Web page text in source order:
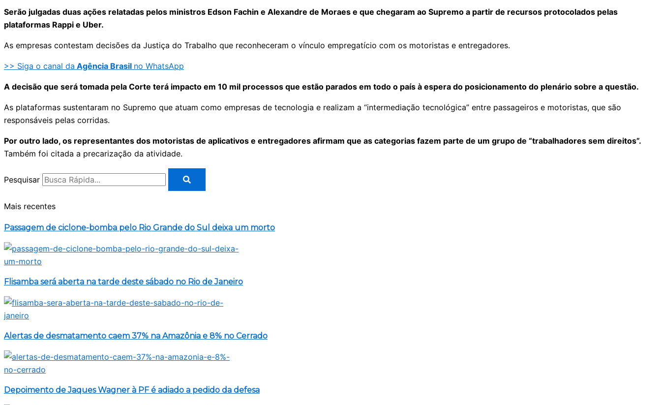
Serão julgadas duas ações relatadas pelos ministros Edson Fachin e Alexandre de Moraes e que chegaram ao Supremo a partir de recursos protocolados pelas
plataformas Rappi e Uber.
As empresas contestam decisões da Justiça do Trabalho que reconheceram o vínculo empregatício com os motoristas e entregadores.
>> Siga o canal da Agência Brasil no WhatsApp
A decisão que será tomada pela Corte terá impacto em 10 mil processos que estão parados em todo o país à espera do posicionamento do plenário sobre a questão.
As plataformas sustentaram no Supremo que atuam como empresas de tecnologia e realizam a “intermediação tecnológica” entre passageiros e motoristas, que são
responsáveis pelas corridas.
Por outro lado, os representantes dos motoristas de aplicativos e entregadores afirmam que as categorias fazem parte de um grupo de “trabalhadores sem direitos”.
Também foi citada a precarização da atividade.
Pesquisar
Mais recentes
Passagem de ciclone-bomba pelo Rio Grande do Sul deixa um morto
Flisamba será aberta na tarde deste sábado no Rio de Janeiro
Alertas de desmatamento caem 37% na Amazônia e 8% no Cerrado
Depoimento de Jaques Wagner à PF é adiado a pedido da defesa